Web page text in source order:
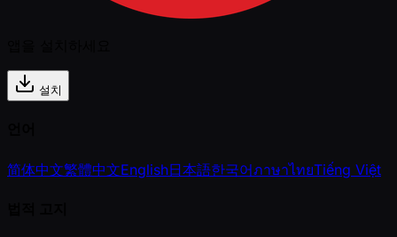
설치
简体中文繁體中文English日本語한국어ภาษาไทยTiếng Việt